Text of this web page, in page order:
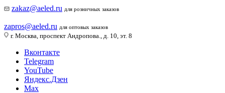
zakaz@aeled.ru для розничных заказов
zapros@aeled.ru для оптовых заказов
г. Москва, проспект Андропова., д. 10, эт. 8
Вконтакте
Telegram
YouTube
Яндекс.Дзен
Max